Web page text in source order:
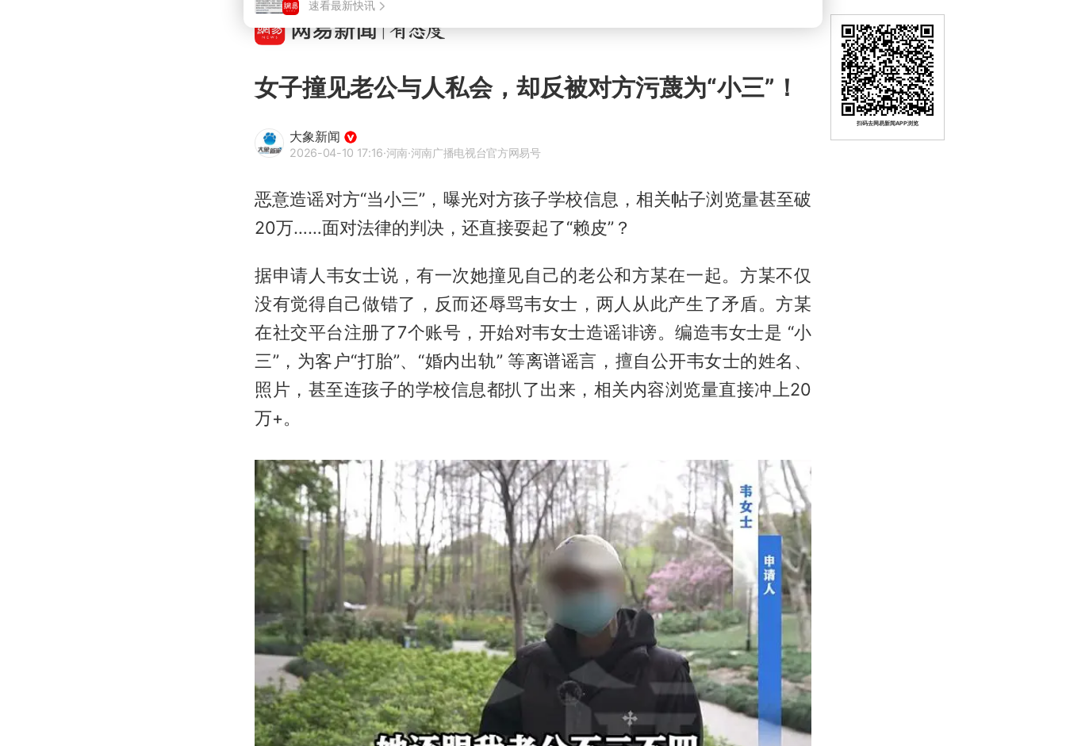
女子撞见老公与人私会，却反被对方污蔑为“小三”！
大象新闻
2026-04-10 17:16·河南·河南广播电视台官方网易号
恶意造谣对方“当小三”，曝光对方孩子学校信息，相关帖子浏览量甚至破
20万……面对法律的判决，还直接耍起了“赖皮”？
据申请人韦女士说，有一次她撞见自己的老公和方某在一起。方某不仅
没有觉得自己做错了，反而还辱骂韦女士，两人从此产生了矛盾。方某
在社交平台注册了7个账号，开始对韦女士造谣诽谤。编造韦女士是 “小
三”，为客户“打胎”、“婚内出轨” 等离谱谣言，擅自公开韦女士的姓名、
照片，甚至连孩子的学校信息都扒了出来，相关内容浏览量直接冲上20
万+。
扫码去网易新闻APP浏览